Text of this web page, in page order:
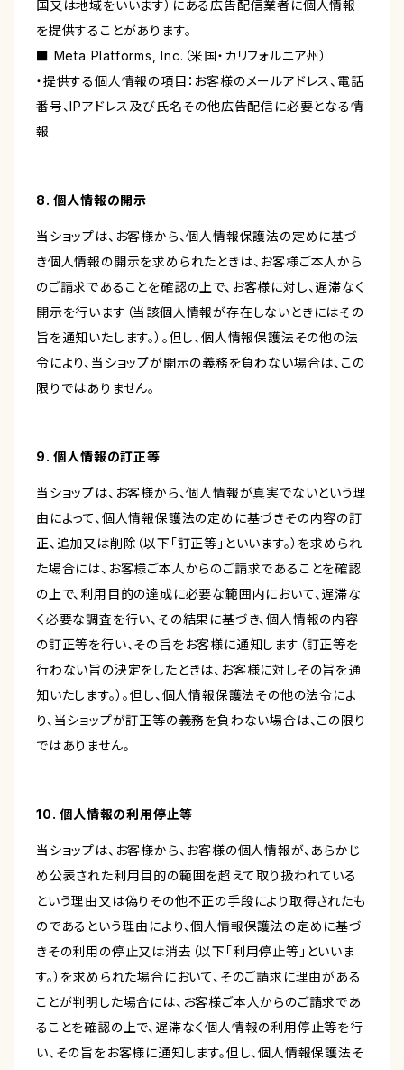
国又は地域をいいます）にある広告配信業者に個人情報
を提供することがあります。
■ Meta Platforms, Inc.（米国・カリフォルニア州）
・提供する個人情報の項目：お客様のメールアドレス、電話
番号、IPアドレス及び氏名その他広告配信に必要となる情
報
8. 個人情報の開示
当ショップは、お客様から、個人情報保護法の定めに基づ
き個人情報の開示を求められたときは、お客様ご本人から
のご請求であることを確認の上で、お客様に対し、遅滞なく
開示を行います（当該個人情報が存在しないときにはその
旨を通知いたします。）。但し、個人情報保護法その他の法
令により、当ショップが開示の義務を負わない場合は、この
限りではありません。
9. 個人情報の訂正等
当ショップは、お客様から、個人情報が真実でないという理
由によって、個人情報保護法の定めに基づきその内容の訂
正、追加又は削除（以下「訂正等」といいます。）を求められ
た場合には、お客様ご本人からのご請求であることを確認
の上で、利用目的の達成に必要な範囲内において、遅滞な
く必要な調査を行い、その結果に基づき、個人情報の内容
の訂正等を行い、その旨をお客様に通知します（訂正等を
行わない旨の決定をしたときは、お客様に対しその旨を通
知いたします。）。但し、個人情報保護法その他の法令によ
り、当ショップが訂正等の義務を負わない場合は、この限り
ではありません。
10. 個人情報の利用停止等
当ショップは、お客様から、お客様の個人情報が、あらかじ
め公表された利用目的の範囲を超えて取り扱われている
という理由又は偽りその他不正の手段により取得されたも
のであるという理由により、個人情報保護法の定めに基づ
きその利用の停止又は消去（以下「利用停止等」といいま
す。）を求められた場合において、そのご請求に理由がある
ことが判明した場合には、お客様ご本人からのご請求であ
ることを確認の上で、遅滞なく個人情報の利用停止等を行
い、その旨をお客様に通知します。但し、個人情報保護法そ